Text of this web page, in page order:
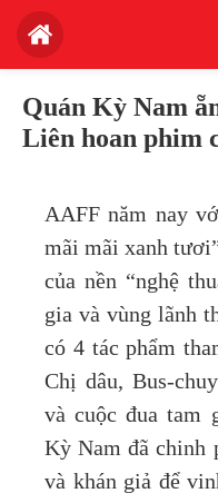
Quán Kỳ Nam
Liên hoan phim
AAFF năm nay
mãi mãi xanh
của nền “nghệ
gia và vùng lãnh
có 4 tác phẩm
Chị dâu, Bus-
và cuộc đua tam
Kỳ Nam đã chinh
và khán giả để